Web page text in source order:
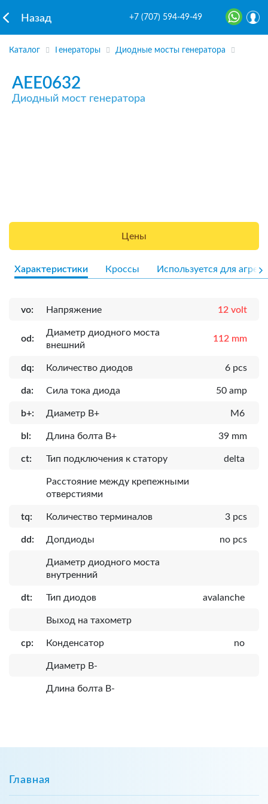
Назад +7 (707) 594-49-49
Каталог Генераторы Диодные мосты генератора
AEE0632
Диодный мост генератора
Цены
Характеристики Кроссы Используется для
vo: Напряжение 12 volt
od:
Диаметр диодного моста
внешний
112 mm
dq: Количество диодов 6 pcs
da: Сила тока диода 50 amp
b+: Диаметр B+ M6
bl: Длина болта B+ 39 mm
ct: Тип подключения к статору delta
Расcтояние между крепежными
отверстиями
tq: Количество терминалов 3 pcs
dd: Допдиоды no pcs
Диаметр диодного моста
внутренний
dt: Тип диодов avalanche
Выход на тахометр
cp: Конденсатор no
Диаметр B-
Длина болта B-
Главная